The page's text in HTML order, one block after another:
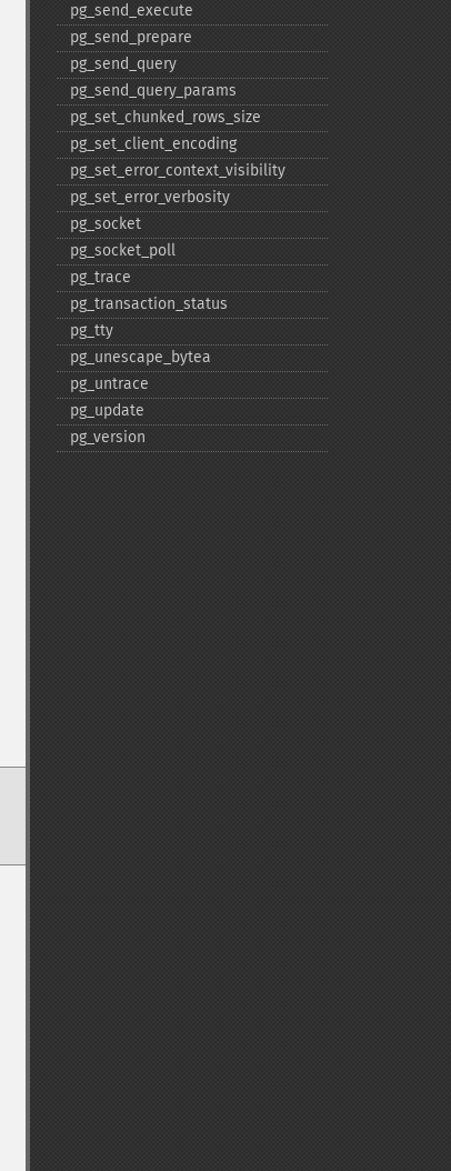
pg_​send_​execute
pg_​send_​prepare
pg_​send_​query
pg_​send_​query_​params
pg_​set_​chunked_​rows_​size
pg_​set_​client_​encoding
pg_​set_​error_​context_​visibility
pg_​set_​error_​verbosity
pg_​socket
pg_​socket_​poll
pg_​trace
pg_​transaction_​status
pg_​tty
pg_​unescape_​bytea
pg_​untrace
pg_​update
pg_​version